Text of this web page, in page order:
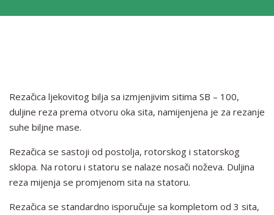
Rezačica ljekovitog bilja sa izmjenjivim sitima SB – 100,
duljine reza prema otvoru oka sita, namijenjena je za rezanje
suhe biljne mase.
Rezačica se sastoji od postolja, rotorskog i statorskog
sklopa. Na rotoru i statoru se nalaze nosači noževa. Duljina
reza mijenja se promjenom sita na statoru.
Rezačica se standardno isporučuje sa kompletom od 3 sita,